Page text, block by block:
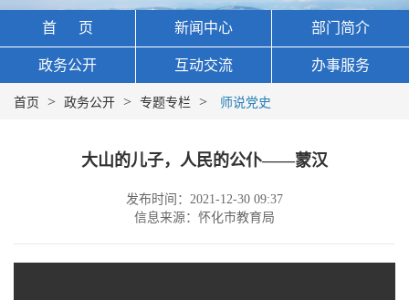
首 页 新闻中心 部门简介
政务公开 互动交流 办事服务
首页 > 政务公开 > 专题专栏 > 师说党史
大山的儿子，人民的公仆——蒙汉
发布时间：2021-12-30 09:37
信息来源：怀化市教育局